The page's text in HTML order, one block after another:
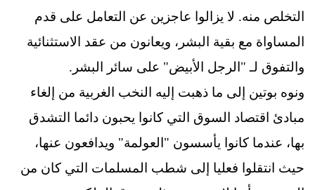
التخلص منه. لا يزالوا عاجزين عن التعامل على قدم
المساواة مع بقية البشر، ويعانون من عقد الاستثنائية
والتفوق لـ "الرجل الأبيض" على سائر البشر.
ونوه بوتين إلى ما ذهبت إليه النخب الغربية من إلغاء
مبادئ اقتصاد السوق التي كانوا يحبون دائما التشدق
بها، عندما كانوا يأسسون "العولمة" ويدافعون عنها،
حيث انتقلوا فعليا إلى شطب المسلمات التي كان من